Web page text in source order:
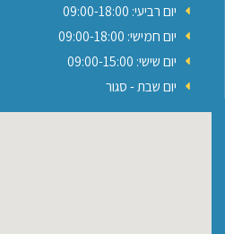
יום רביעי: 09:00-18:00
יום חמישי: 09:00-18:00
יום שישי: 09:00-15:00
יום שבת - סגור